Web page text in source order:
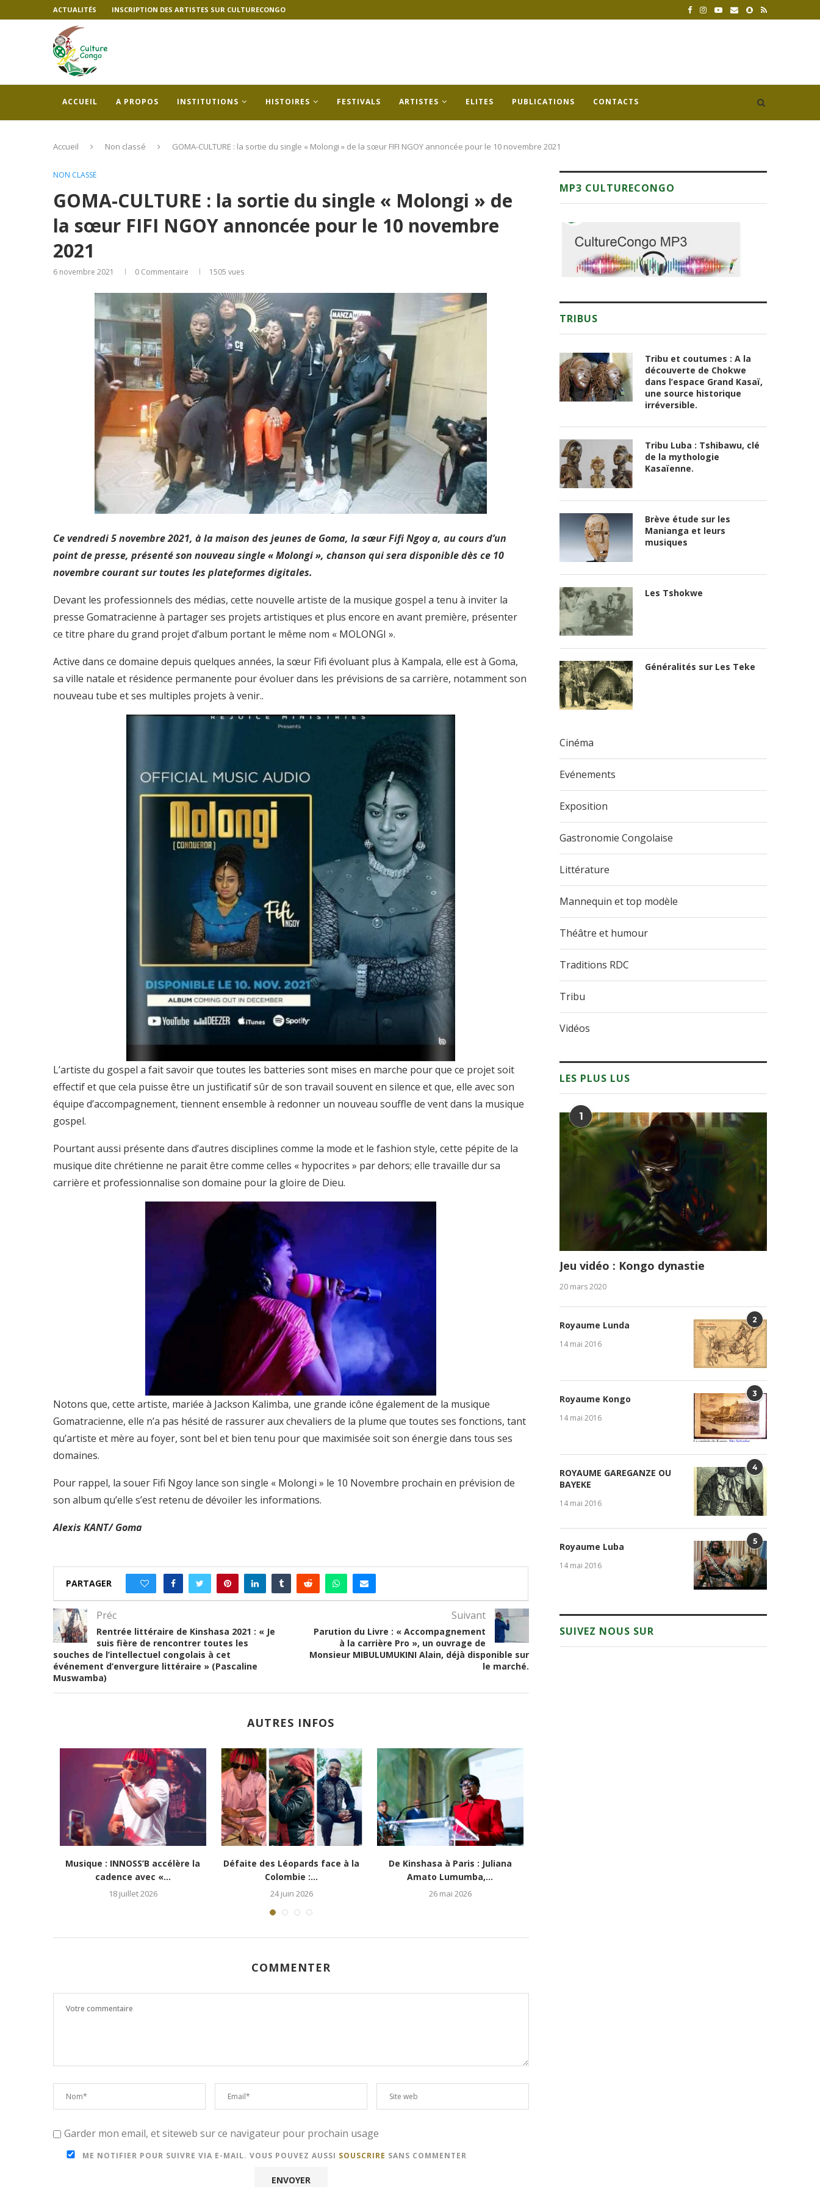
ACTUALITÉS INSCRIPTION DES ARTISTES SUR CULTURECONGO
ACCUEIL A PROPOS INSTITUTIONS HISTOIRES FESTIVALS ARTISTES ELITES PUBLICATIONS CONTACTS
Accueil Non classé GOMA-CULTURE : la sortie du single « Molongi » de la sœur FIFI NGOY annoncée pour le 10 novembre 2021
NON CLASSÉ
GOMA-CULTURE : la sortie du single « Molongi » de
la sœur FIFI NGOY annoncée pour le 10 novembre
2021
6 novembre 2021 0 Commentaire 1505 vues
Ce vendredi 5 novembre 2021, à la maison des jeunes de Goma, la sœur Fifi Ngoy a, au cours d’un
point de presse, présenté son nouveau single « Molongi », chanson qui sera disponible dès ce 10
novembre courant sur toutes les plateformes digitales.
Devant les professionnels des médias, cette nouvelle artiste de la musique gospel a tenu à inviter la
presse Gomatracienne à partager ses projets artistiques et plus encore en avant première, présenter
ce titre phare du grand projet d’album portant le même nom « MOLONGI ».
Active dans ce domaine depuis quelques années, la sœur Fifi évoluant plus à Kampala, elle est à Goma,
sa ville natale et résidence permanente pour évoluer dans les prévisions de sa carrière, notamment son
nouveau tube et ses multiples projets à venir..
L’artiste du gospel a fait savoir que toutes les batteries sont mises en marche pour que ce projet soit
effectif et que cela puisse être un justificatif sûr de son travail souvent en silence et que, elle avec son
équipe d’accompagnement, tiennent ensemble à redonner un nouveau souffle de vent dans la musique
gospel.
Pourtant aussi présente dans d’autres disciplines comme la mode et le fashion style, cette pépite de la
musique dite chrétienne ne parait être comme celles « hypocrites » par dehors; elle travaille dur sa
carrière et professionnalise son domaine pour la gloire de Dieu.
Notons que, cette artiste, mariée à Jackson Kalimba, une grande icône également de la musique
Gomatracienne, elle n’a pas hésité de rassurer aux chevaliers de la plume que toutes ses fonctions, tant
qu’artiste et mère au foyer, sont bel et bien tenu pour que maximisée soit son énergie dans tous ses
domaines.
Pour rappel, la souer Fifi Ngoy lance son single « Molongi » le 10 Novembre prochain en prévision de
son album qu’elle s’est retenu de dévoiler les informations.
Alexis KANT/ Goma
PARTAGER
Préc
Rentrée littéraire de Kinshasa 2021 : « Je
suis fière de rencontrer toutes les
souches de l’intellectuel congolais à cet
événement d’envergure littéraire » (Pascaline
Muswamba)
Suivant
Parution du Livre : « Accompagnement
à la carrière Pro », un ouvrage de
Monsieur MIBULUMUKINI Alain, déjà disponible sur
le marché.
AUTRES INFOS
10e commémoration du décès
de Papa Wemba :...
25 avril 2026
Slam : Gloria Wenzey, la voix qui
panse...
24 février 2026
Jeudi Conte : Mayanda (Ekeko
Muntu) au Musée...
4 décembre 2025
COMMENTER
Garder mon email, et siteweb sur ce navigateur pour prochain usage
ME NOTIFIER POUR SUIVRE VIA E-MAIL. VOUS POUVEZ AUSSI SOUSCRIRE SANS COMMENTER
MP3 CULTURECONGO
TRIBUS
Tribu et coutumes : A la
découverte de Chokwe
dans l’espace Grand Kasaï,
une source historique
irréversible.
Tribu Luba : Tshibawu, clé
de la mythologie
Kasaïenne.
Brève étude sur les
Manianga et leurs
musiques
Les Tshokwe
Généralités sur Les Teke
Cinéma
Evénements
Exposition
Gastronomie Congolaise
Littérature
Mannequin et top modèle
Théâtre et humour
Traditions RDC
Tribu
Vidéos
LES PLUS LUS
1
Jeu vidéo : Kongo dynastie
20 mars 2020
2
Royaume Lunda
14 mai 2016
3
Royaume Kongo
14 mai 2016
4
ROYAUME GAREGANZE OU
BAYEKE
14 mai 2016
5
Royaume Luba
14 mai 2016
SUIVEZ NOUS SUR